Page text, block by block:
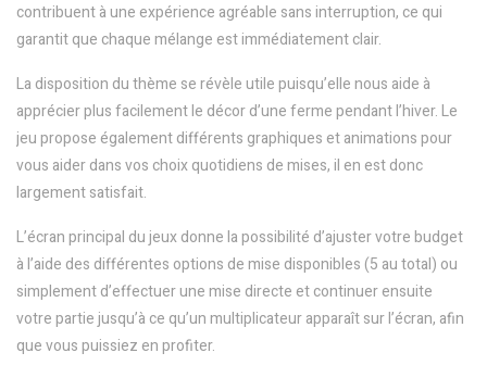
contribuent à une expérience agréable sans interruption, ce qui
garantit que chaque mélange est immédiatement clair.
La disposition du thème se révèle utile puisqu’elle nous aide à
apprécier plus facilement le décor d’une ferme pendant l’hiver. Le
jeu propose également différents graphiques et animations pour
vous aider dans vos choix quotidiens de mises, il en est donc
largement satisfait.
L’écran principal du jeux donne la possibilité d’ajuster votre budget
à l’aide des différentes options de mise disponibles (5 au total) ou
simplement d’effectuer une mise directe et continuer ensuite
votre partie jusqu’à ce qu’un multiplicateur apparaît sur l’écran, afin
que vous puissiez en profiter.